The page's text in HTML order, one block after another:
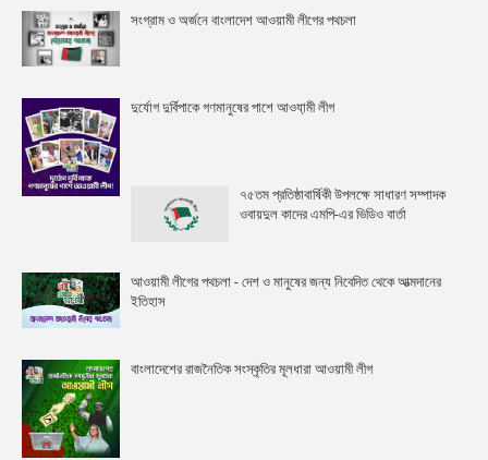
সংগ্রাম ও অর্জনে বাংলাদেশ আওয়ামী লীগের পথচলা
দুর্যোগ দুর্বিপাকে গণমানুষের পাশে আওযা়মী লীগ
৭৫তম প্রতিষ্ঠাবার্ষিকী উপলক্ষে সাধারণ সম্পাদক
ওবায়দুল কাদের এমপি-এর ভিডিও বার্তা
আওয়ামী লীগের পথচলা - দেশ ও মানুষের জন্য নিবেদিত থেকে আত্মদানের
ইতিহাস
বাংলাদেশের রাজনৈতিক সংস্কৃতির মূলধারা আওয়ামী লীগ